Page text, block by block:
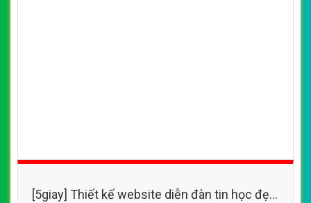
[5giay] Thiết kế website diễn đàn tin học đẹp,